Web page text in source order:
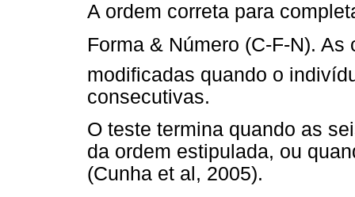
A ordem correta para
Forma & Número (C-F-N).
modificadas quando o
consecutivas.
O teste termina quando as
da ordem estipulada, ou
(Cunha et al, 2005).